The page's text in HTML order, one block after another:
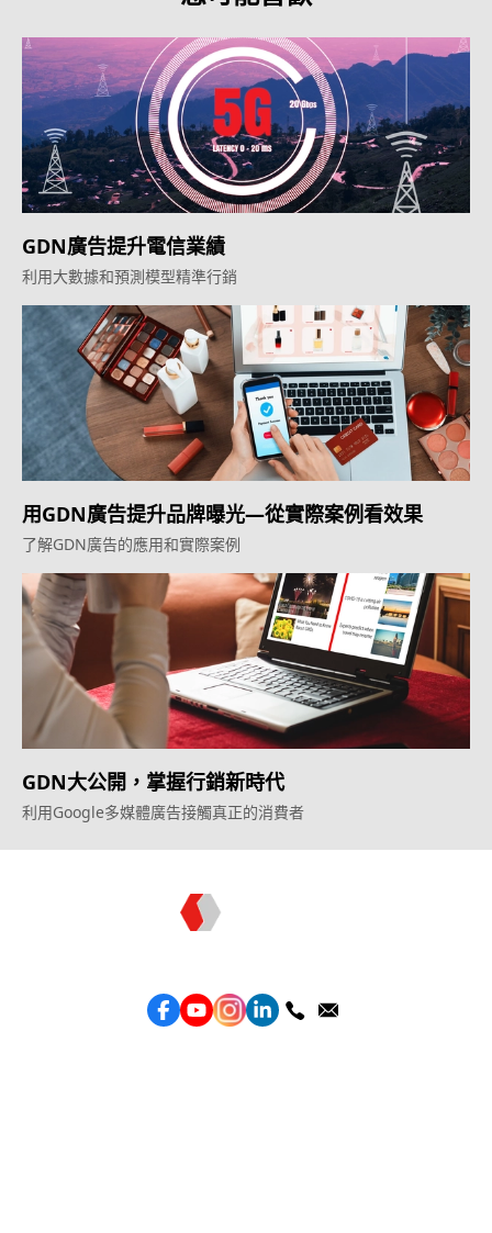
GDN廣告提升電信業績
利用大數據和預測模型精準行銷
用GDN廣告提升品牌曝光—從實際案例看效果
了解GDN廣告的應用和實際案例
GDN大公開，掌握行銷新時代
利用Google多媒體廣告接觸真正的消費者